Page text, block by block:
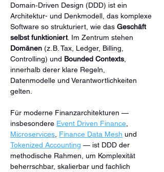
Domain‑Driven Design (DDD) ist ein
Architektur- und Denkmodell, das komplexe
Software so strukturiert, wie das Geschäft
selbst funktioniert. Im Zentrum stehen
Domänen (z. B. Tax, Ledger, Billing,
Controlling) und Bounded Contexts
innerhalb derer klare Regeln,
Datenmodelle und Verantwortlichkeiten
gelten.
Für moderne Finanzarchitekturen —
insbesondere Event Driven Finance
Microservices Finance Data Mesh und
Tokenized Accounting — ist DDD der
methodische Rahmen, um Komplexität
beherrschbar, skalierbar und fachlich